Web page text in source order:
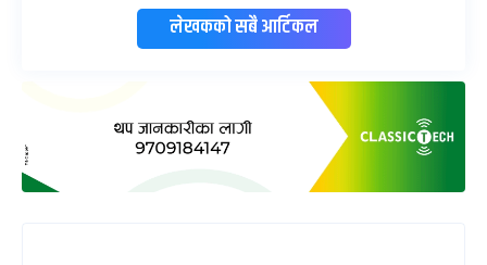
लेखकको सबै आर्टिकल